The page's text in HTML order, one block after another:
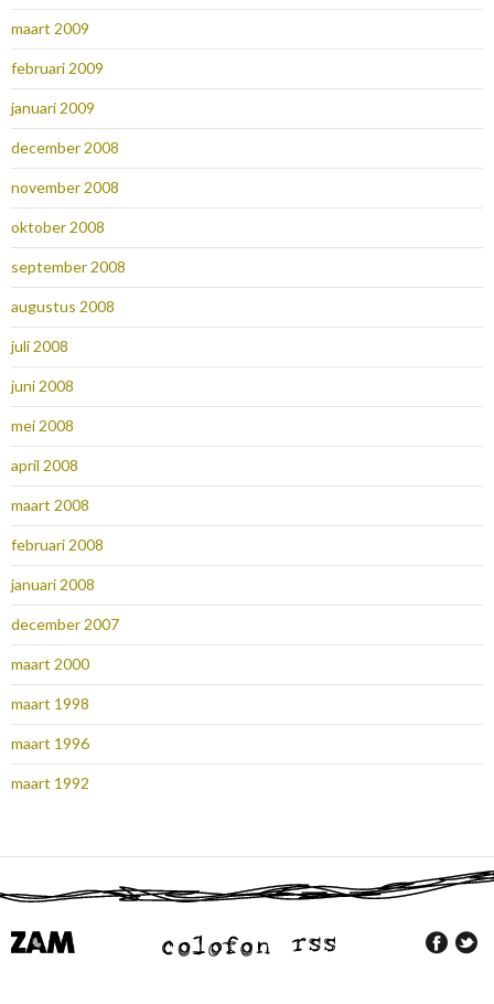
maart 2009
februari 2009
januari 2009
december 2008
november 2008
oktober 2008
september 2008
augustus 2008
juli 2008
juni 2008
mei 2008
april 2008
maart 2008
februari 2008
januari 2008
december 2007
maart 2000
maart 1998
maart 1996
maart 1992